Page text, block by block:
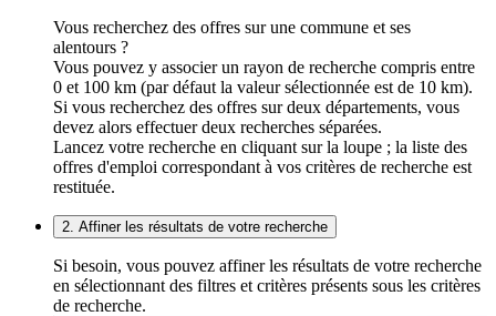
Vous recherchez des offres sur une commune et ses
alentours ?
Vous pouvez y associer un rayon de recherche compris entre
0 et 100 km (par défaut la valeur sélectionnée est de 10 km).
Si vous recherchez des offres sur deux départements, vous
devez alors effectuer deux recherches séparées.
Lancez votre recherche en cliquant sur la loupe ; la liste des
offres d'emploi correspondant à vos critères de recherche est
restituée.
2. Affiner les résultats de votre recherche
Si besoin, vous pouvez affiner les résultats de votre recherche
en sélectionnant des filtres et critères présents sous les critères
de recherche.